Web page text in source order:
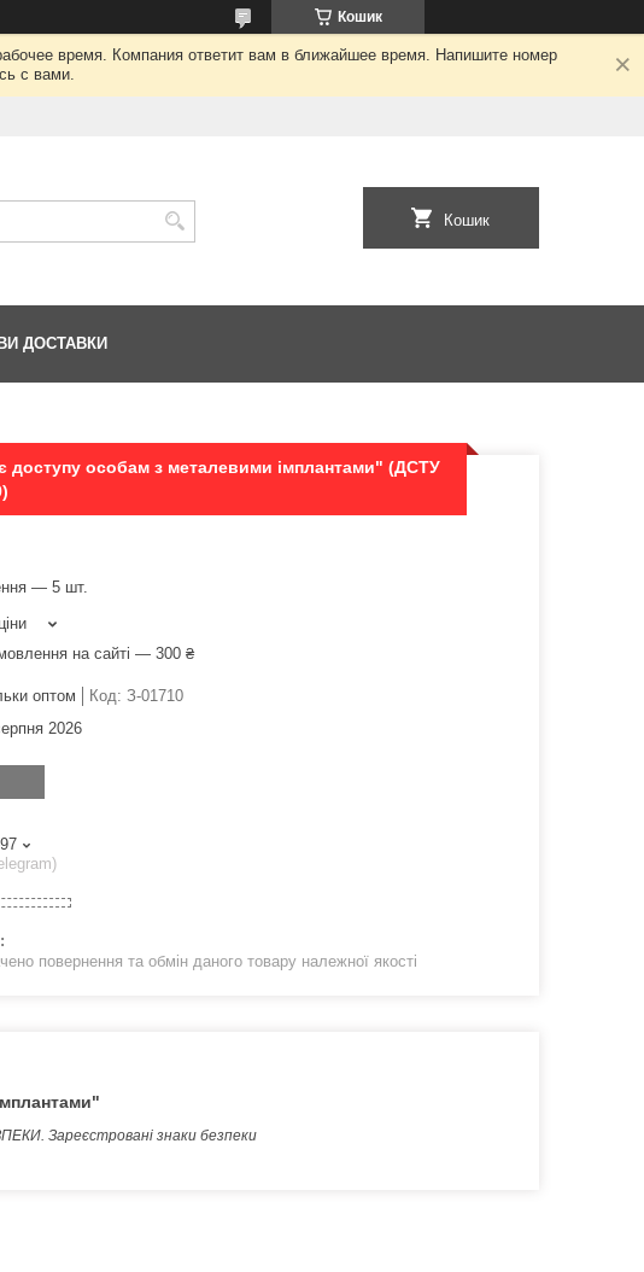
Кошик
время. Компания ответит вам в ближайшее время. Напишите номер
с вами.
Кошик
ДОСТАВКИ
доступу особам з металевими імплантами" (ДСТУ
— 5 шт.
на сайті — 300 ₴
оптом Код: З-01710
2026
повернення та обмін даного товару належної якості
Зареєстровані знаки безпеки